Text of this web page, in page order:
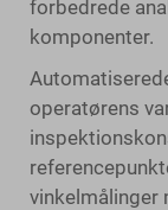
forbedrede
komponenter.
operatørens
vinkelmålinger